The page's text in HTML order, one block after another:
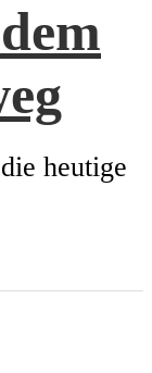
heutige